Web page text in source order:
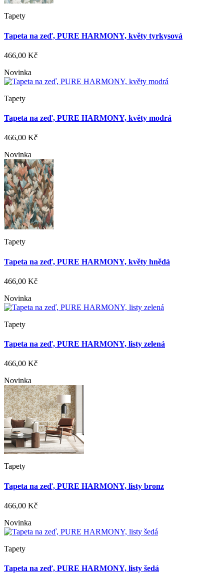
Tapety
Tapeta na zeď, PURE HARMONY, květy tyrkysová
466,00 Kč
Novinka
Tapety
Tapeta na zeď, PURE HARMONY, květy modrá
466,00 Kč
Novinka
Tapety
Tapeta na zeď, PURE HARMONY, květy hnědá
466,00 Kč
Novinka
Tapety
Tapeta na zeď, PURE HARMONY, listy zelená
466,00 Kč
Novinka
Tapety
Tapeta na zeď, PURE HARMONY, listy bronz
466,00 Kč
Novinka
Tapety
Tapeta na zeď, PURE HARMONY, listy šedá